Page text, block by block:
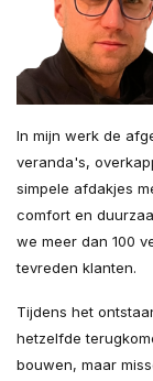
In mijn werk de
veranda's,
simpele afdakjes
comfort en
we meer dan 100
tevreden klanten.
Tijdens het
hetzelfde
bouwen, maar